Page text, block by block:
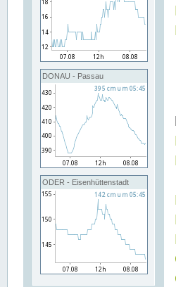
DONAU - Passau
ODER - Eisenhüttenstadt